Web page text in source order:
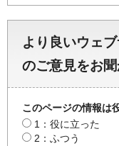
より良いウェ
のご意見をお
このページの情報は
1：役に立った
2：ふつう